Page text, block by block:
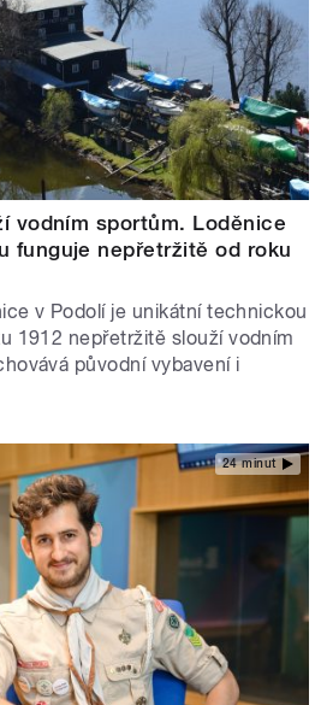
vodním sportům. Loděnice
funguje nepřetržitě od roku
v Podolí je unikátní technickou
1912 nepřetržitě slouží vodním
původní vybavení i
24 minut